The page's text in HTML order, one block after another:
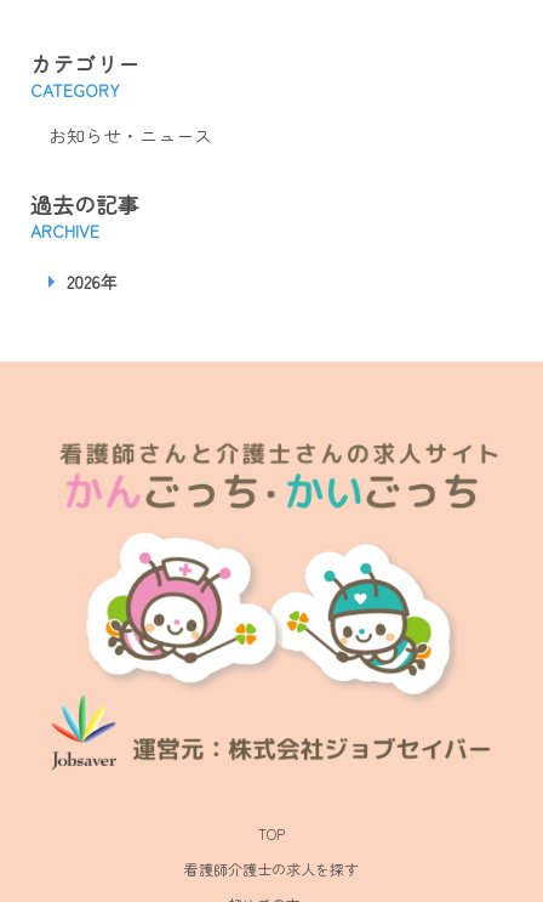
カテゴリー
CATEGORY
お知らせ・ニュース
過去の記事
ARCHIVE
2026年
TOP
看護師介護士の求人を探す